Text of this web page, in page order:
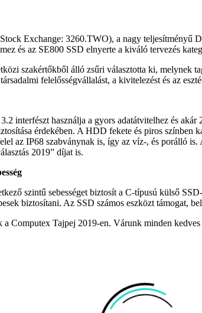
Exchange: 3260.TWO), a nagy
és az SE800 SSD elnyerte a kiváló tervezés
szakértőkből álló zsűri választotta ki, melynek
felelősségvállalást, a kivitelezést és az
interfészt használja a gyors adatátvitelhez és
érdekében. A HDD fekete és piros
az IP68 szabványnak is, így az víz-, és porálló
2019” díjat is.
szintű sebességet biztosít a C-típusú külső
biztosítani. Az SSD számos eszközt támogat,
Computex Tajpej 2019-en. Várunk minden